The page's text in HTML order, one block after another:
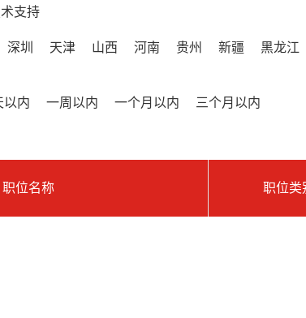
支持
深圳 天津 山西 河南 贵州 新疆 黑龙江
以内 一周以内 一个月以内 三个月以内
职位名称 职位类